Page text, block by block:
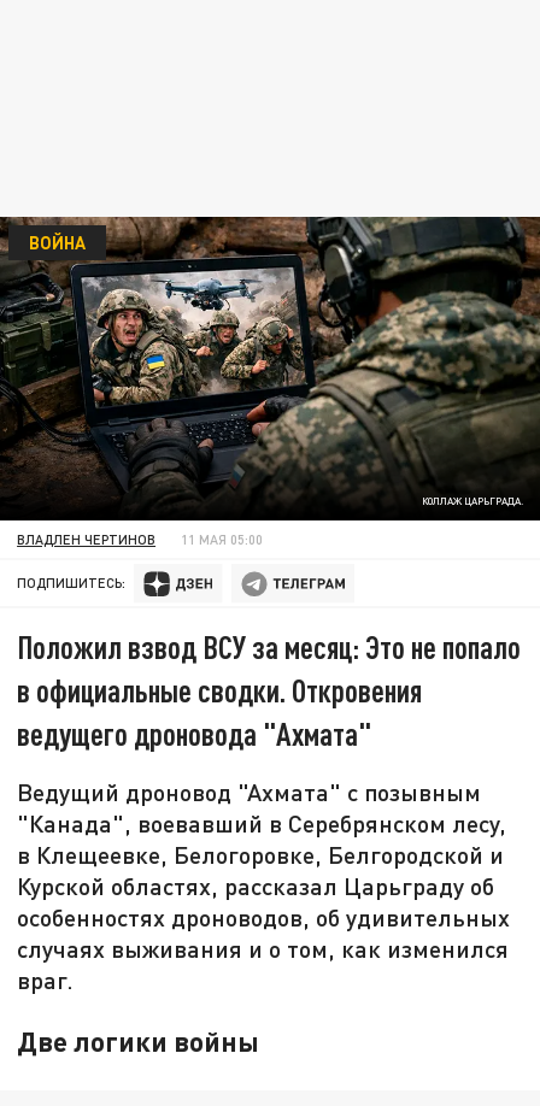
КОЛЛАЖ ЦАРЬГРАДА.
ВОЙНА
ВЛАДЛЕН ЧЕРТИНОВ 11 МАЯ 05:00
ПОДПИШИТЕСЬ:
Положил взвод ВСУ за месяц: Это не попало
в официальные сводки. Откровения
ведущего дроновода "Ахмата"
Ведущий дроновод "Ахмата" с позывным
"Канада", воевавший в Серебрянском лесу,
в Клещеевке, Белогоровке, Белгородской и
Курской областях, рассказал Царьграду об
особенностях дроноводов, об удивительных
случаях выживания и о том, как изменился
враг.
Две логики войны